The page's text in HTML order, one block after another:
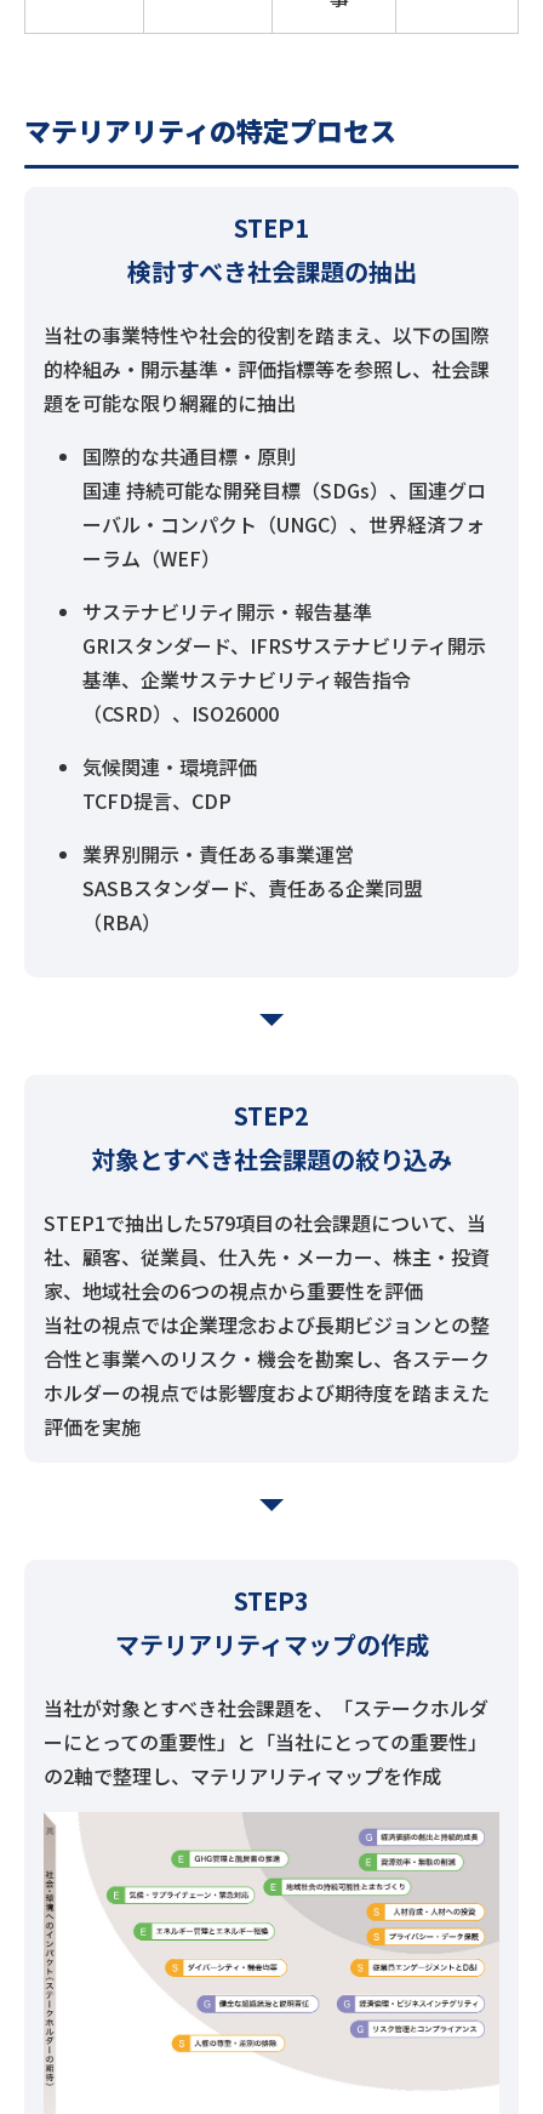
マテリアリティの特定プロセス
STEP1
検討すべき社会課題の抽出
当社の事業特性や社会的役割を踏まえ、以下の国際
的枠組み・開示基準・評価指標等を参照し、社会課
題を可能な限り網羅的に抽出
国際的な共通目標・原則
国連 持続可能な開発目標（SDGs）、国連グロ
ーバル・コンパクト（UNGC）、世界経済フォ
ーラム（WEF）
サステナビリティ開示・報告基準
GRIスタンダード、IFRSサステナビリティ開示
基準、企業サステナビリティ報告指令
（CSRD）、ISO26000
気候関連・環境評価
TCFD提言、CDP
業界別開示・責任ある事業運営
SASBスタンダード、責任ある企業同盟
（RBA）
STEP2
対象とすべき社会課題の絞り込み
STEP1で抽出した579項目の社会課題について、当
社、顧客、従業員、仕入先・メーカー、株主・投資
家、地域社会の6つの視点から重要性を評価
当社の視点では企業理念および長期ビジョンとの整
合性と事業へのリスク・機会を勘案し、各ステーク
ホルダーの視点では影響度および期待度を踏まえた
評価を実施
STEP3
マテリアリティマップの作成
当社が対象とすべき社会課題を、「ステークホルダ
ーにとっての重要性」と「当社にとっての重要性」
の2軸で整理し、マテリアリティマップを作成